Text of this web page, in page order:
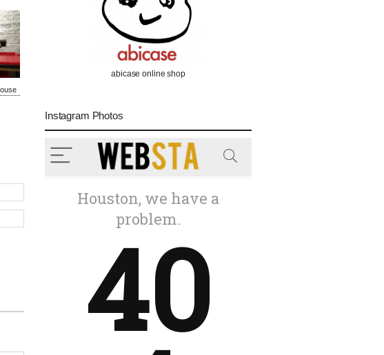
abicase online shop
Instagram Photos